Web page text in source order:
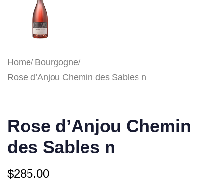
Home Bourgogne
Rose d’Anjou Chemin des Sables n
Rose d’Anjou Chemin
des Sables n
$285.00